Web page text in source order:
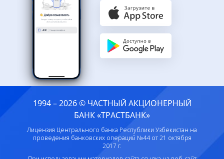
1994 – 2026 © ЧАСТНЫЙ АКЦИОНЕРНЫЙ
БАНК «ТРАСТБАНК»
Лицензия Центрального банка Республики Узбекистан на
проведения банковских операций №44 от 21 октября
2017 г.